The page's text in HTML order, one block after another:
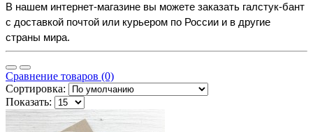
В нашем интернет-магазине вы можете заказать галстук-бант
с доставкой почтой или курьером по России и в другие
страны мира.
Сравнение товаров (0)
Сортировка:
Показать: